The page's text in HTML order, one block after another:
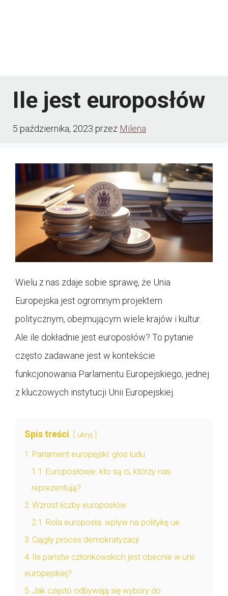
Ile jest europosłów
5 października, 2023 przez Milena
Wielu z nas zdaje sobie sprawę, że Unia
Europejska jest ogromnym projektem
politycznym, obejmującym wiele krajów i kultur.
Ale ile dokładnie jest europosłów? To pytanie
często zadawane jest w kontekście
funkcjonowania Parlamentu Europejskiego, jednej
z kluczowych instytucji Unii Europejskiej.
Spis treści ukryj
1 Parlament europejski: głos ludu
1.1 Europosłowie: kto są ci, którzy nas
reprezentują?
2 Wzrost liczby europosłów
2.1 Rola europosła: wpływ na politykę ue
3 Ciągły proces demokratyzacji
4 Ile państw członkowskich jest obecnie w unii
europejskiej?
5 Jak często odbywają się wybory do